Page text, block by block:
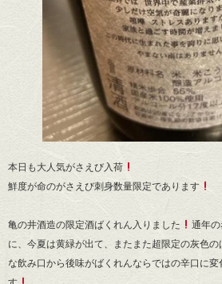
本日も大人気がさえび入荷
鮮度が命のがさえび刺身数量限定であります
亀の井酒造の限定酒ばくれん入りました
通年
に、今夏は黄緑が出て、またまた超限定の灰色の
な飲み口から後味がばくれんならではの辛口に